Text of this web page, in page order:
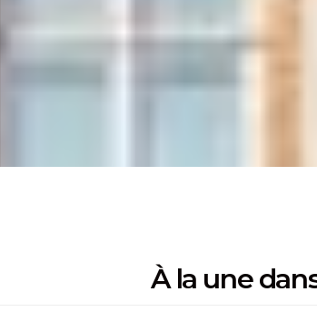
À la une